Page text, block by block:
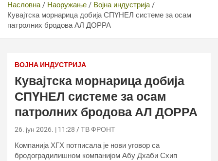
Насловна Наоружање
Војна индустрија
Кувајтска морнарица добија СПYНЕЛ системе за осам
патролних бродова АЛ ДОРРА
ВОЈНА ИНДУСТРИЈА
Кувајтска морнарица добија
СПYНЕЛ системе за осам
патролних бродова АЛ ДОРРА
26. јун 2026. | 11:28 ТВ ФРОНТ
Компанија ХГХ потписала је нови уговор са
бродоградилишном компанијом Абу Дхаби Схип